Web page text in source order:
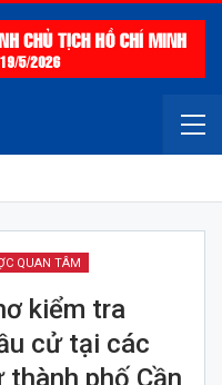
QUAN TÂM
kiểm tra
cử tại các
phố Cần